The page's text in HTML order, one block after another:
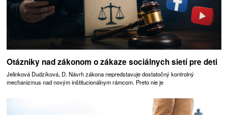
Otázniky nad zákonom o zákaze sociálnych sietí pre deti
Jelinková Dudzíková, D. Návrh zákona nepredstavuje dostatočný kontrolný
mechanizmus nad novým inštitucionálnym rámcom. Preto nie je